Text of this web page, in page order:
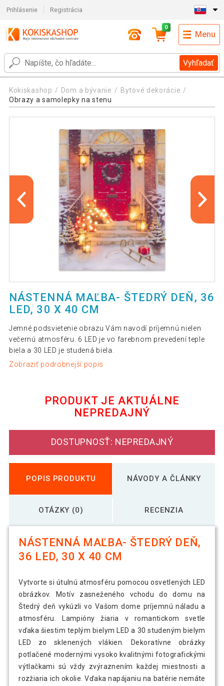
Prihlásenie Registrácia
Vyhľadať
0
Menu
Kokiskashop Dom a bývanie
Bytové dekorácie
Obrazy a samolepky na stenu
NÁSTENNÁ MAĽBA- ŠTEDRÝ DEŇ, 36
LED, 30 X 40 CM
Jemné podsvietenie obrazu Vám navodí príjemnú nielen
večernú atmosféru. 6 LED je vo farebnom prevedení teple
biela a 30 LED je studená biela.
Zobraziť podrobnejší popis
PRODUKT JE AKTUÁLNE
NEPREDAJNÝ
DOSTUPNOSŤ: NEPREDAJNÝ
POPIS PRODUKTU NÁVODY A ČLÁNKY
OTÁZKY (0) RECENZIA
NÁSTENNÁ MAĽBA- ŠTEDRÝ DEŇ,
36 LED, 30 X 40 CM
Vytvorte si útulnú atmosféru pomocou osvetlených LED
obrázkov. Motív zasneženého vchodu do domu na
Štedrý deň vykúzli vo Vašom dome príjemnú náladu a
atmosféru. Lampióny žiaria v romantickom svetle
vďaka šiestim teplým bielym LED a 30 studeným bielym
LED zo sklenených vlákien. Dekoratívne obrázky
potlačené modernými vysoko kvalitnými fotografickými
výtlačkami sú vždy zvýraznením každej miestnosti a
rozžiaria ich okolie. Vďaka napájaniu na batérie nemáte